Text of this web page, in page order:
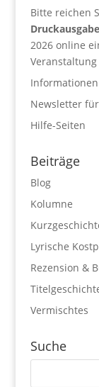
Bitte reichen
2026 online
Newsletter
Hilfe-Seiten
Beiträge
Blog
Kolumne
Lyrische
Rezension &
Vermischtes
Suche